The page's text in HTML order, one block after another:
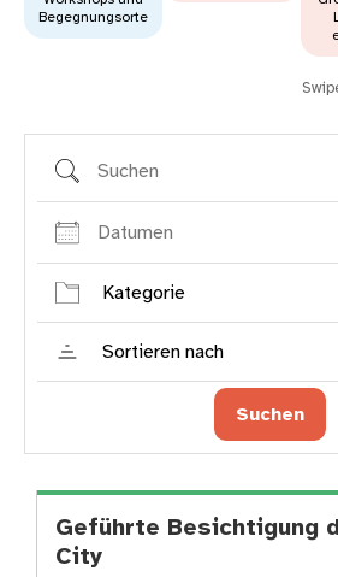
Begegnungsorte
Suchen
Datumen
Kategorie
Sortieren
nach
Suchen
Geführte Besichtigung
City